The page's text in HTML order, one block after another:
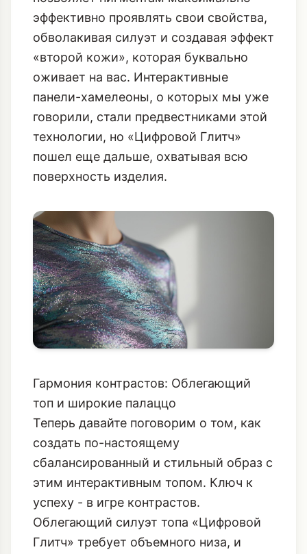
эффективно проявлять свои свойства,
обволакивая силуэт и создавая эффект
«второй кожи», которая буквально
оживает на вас. Интерактивные
панели-хамелеоны, о которых мы уже
говорили, стали предвестниками этой
технологии, но «Цифровой Глитч»
пошел еще дальше, охватывая всю
поверхность изделия.
Гармония контрастов: Облегающий
топ и широкие палаццо
Теперь давайте поговорим о том, как
создать по-настоящему
сбалансированный и стильный образ с
этим интерактивным топом. Ключ к
успеху - в игре контрастов.
Облегающий силуэт топа «Цифровой
Глитч» требует объемного низа, и